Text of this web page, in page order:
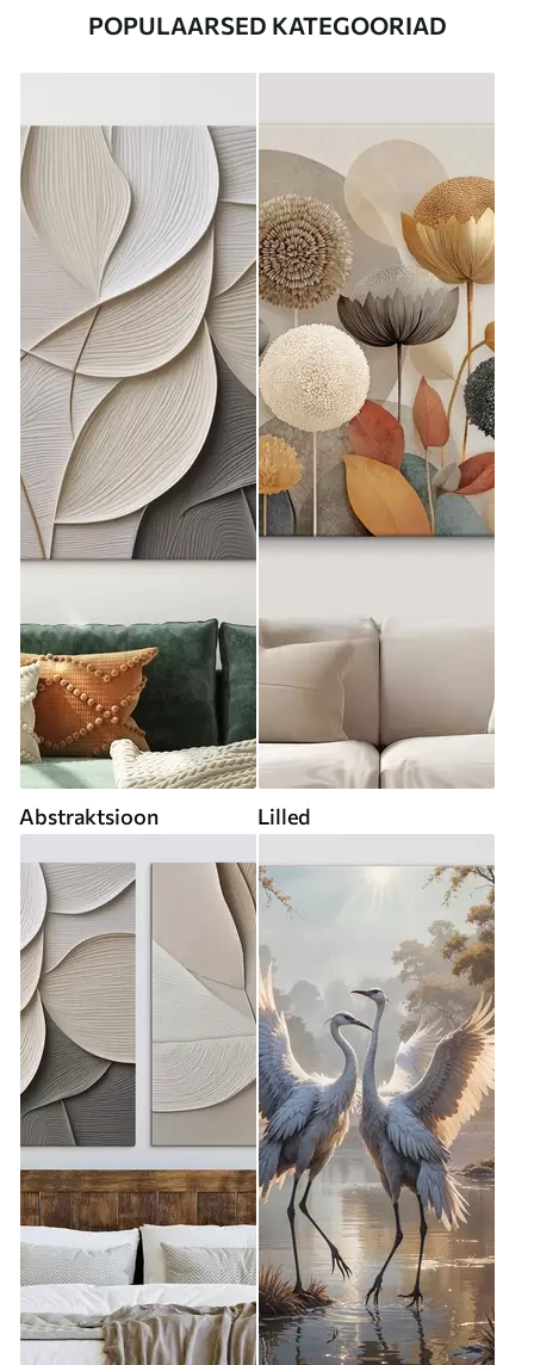
POPULAARSED KATEGOORIAD
Abstraktsioon Lilled